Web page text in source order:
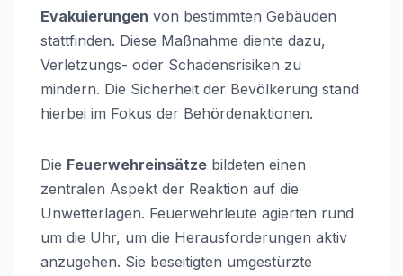
Evakuierungen von bestimmten Gebäuden
stattfinden. Diese Maßnahme diente dazu,
Verletzungs- oder Schadensrisiken zu
mindern. Die Sicherheit der Bevölkerung stand
hierbei im Fokus der Behördenaktionen.
Die Feuerwehreinsätze bildeten einen
zentralen Aspekt der Reaktion auf die
Unwetterlagen. Feuerwehrleute agierten rund
um die Uhr, um die Herausforderungen aktiv
anzugehen. Sie beseitigten umgestürzte